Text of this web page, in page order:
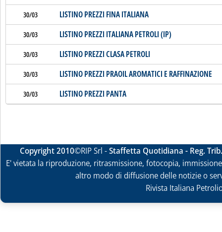
30/03 LISTINO PREZZI FINA ITALIANA
30/03 LISTINO PREZZI ITALIANA PETROLI (IP)
30/03 LISTINO PREZZI CLASA PETROLI
30/03 LISTINO PREZZI PRAOIL AROMATICI E RAFFINAZIONE
30/03 LISTINO PREZZI PANTA
Copyright 2010©RIP Srl -Staffetta Quotidiana - Reg.
E' vietata la riproduzione, ritrasmissione, fotocopia,
altro modo di diffusione delle notizie o
Rivista Italiana